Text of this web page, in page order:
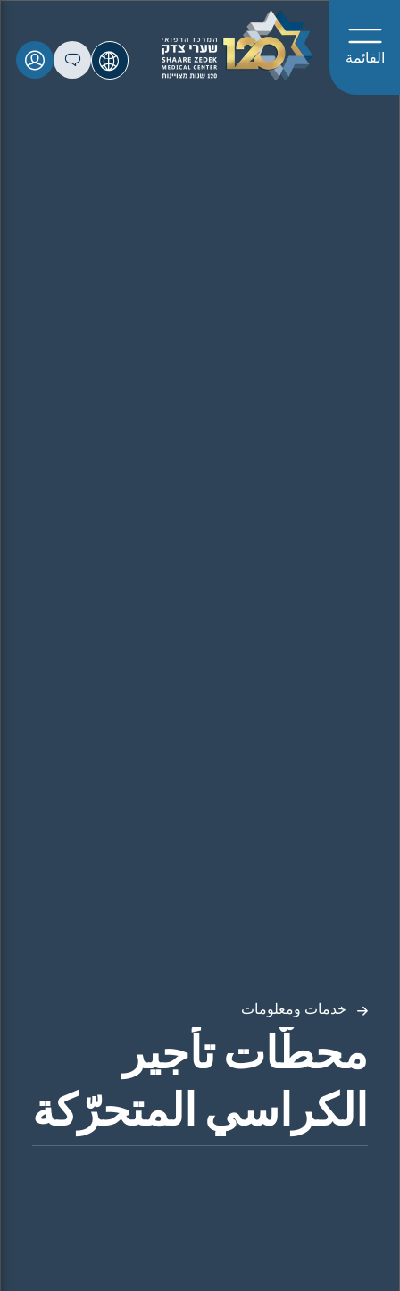
القائمة
خدمات ومعلومات
محطّات تأجير
الكراسي المتحرّكة